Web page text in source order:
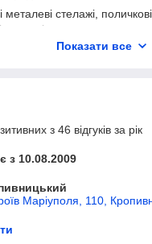
металеві стелажі,
стелажі
шафи)
та розвантаження
тару(складські ящики
лотками для дрібної
морозильних
Показати все
з 46 відгуків за рік
з 10.08.2009
Маріуполя, 110,